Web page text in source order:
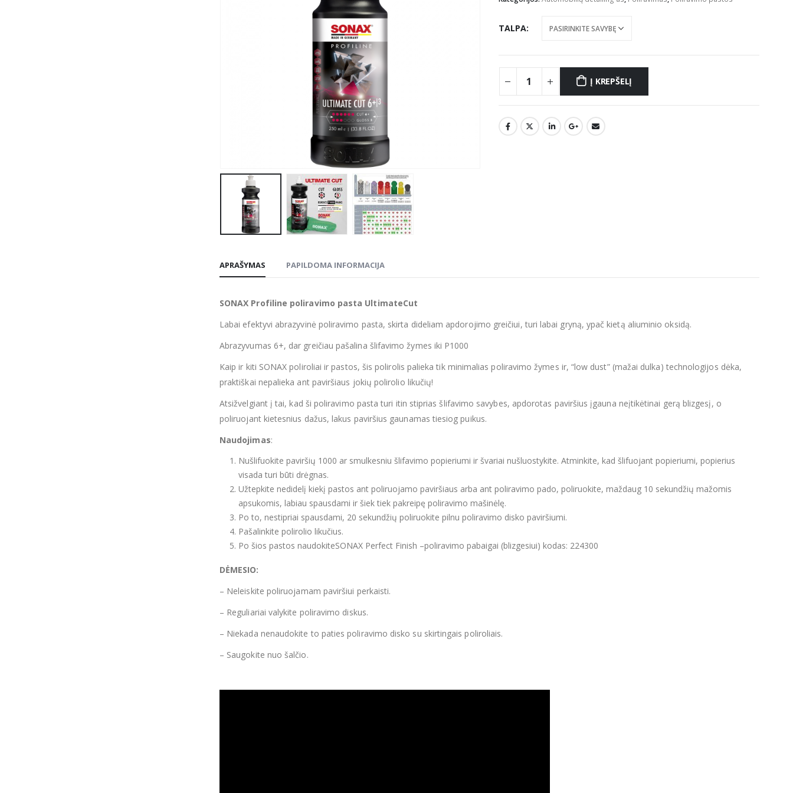
TALPA
Į KREPŠELĮ
APRAŠYMAS PAPILDOMA INFORMACIJA
SONAX Profiline poliravimo pasta UltimateCut
Labai efektyvi abrazyvinė poliravimo pasta, skirta dideliam apdorojimo greičiui, turi labai gryną, ypač kietą aliuminio oksidą.
Abrazyvumas 6+, dar greičiau pašalina šlifavimo žymes iki P1000
Kaip ir kiti SONAX poliroliai ir pastos, šis polirolis palieka tik minimalias poliravimo žymes ir, “low dust” (mažai dulka) technologijos dėka,
praktiškai nepalieka ant paviršiaus jokių polirolio likučių!
Atsižvelgiant į tai, kad ši poliravimo pasta turi itin stiprias šlifavimo savybes, apdorotas paviršius įgauna neįtikėtinai gerą blizgesį, o
poliruojant kietesnius dažus, lakus paviršius gaunamas tiesiog puikus.
Naudojimas:
Nušlifuokite paviršių 1000 ar smulkesniu šlifavimo popieriumi ir švariai nušluostykite. Atminkite, kad šlifuojant popieriumi, popierius
visada turi būti drėgnas.
Užtepkite nedidelį kiekį pastos ant poliruojamo paviršiaus arba ant poliravimo pado, poliruokite, maždaug 10 sekundžių mažomis
apsukomis, labiau spausdami ir šiek tiek pakreipę poliravimo mašinėlę.
Po to, nestipriai spausdami, 20 sekundžių poliruokite pilnu poliravimo disko paviršiumi.
Pašalinkite polirolio likučius.
Po šios pastos naudokiteSONAX Perfect Finish –poliravimo pabaigai (blizgesiui) kodas: 224300
DĖMESIO:
– Neleiskite poliruojamam paviršiui perkaisti.
– Reguliariai valykite poliravimo diskus.
– Niekada nenaudokite to paties poliravimo disko su skirtingais poliroliais.
– Saugokite nuo šalčio.